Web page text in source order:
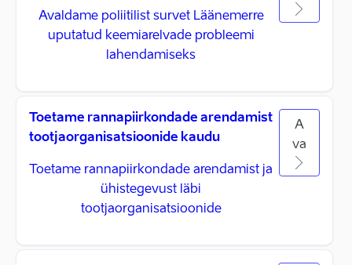
Avaldame poliitilist survet Läänemerre
uputatud keemiarelvade probleemi
lahendamiseks
Toetame rannapiirkondade arendamist
tootjaorganisatsioonide kaudu
Toetame rannapiirkondade arendamist ja
ühistegevust läbi
tootjaorganisatsioonide
A
va